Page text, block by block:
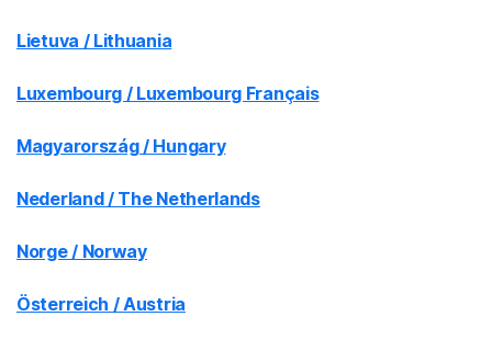
Lietuva / Lithuania
Luxembourg / Luxembourg Français
Magyarország / Hungary
Nederland / The Netherlands
Norge / Norway
Österreich / Austria